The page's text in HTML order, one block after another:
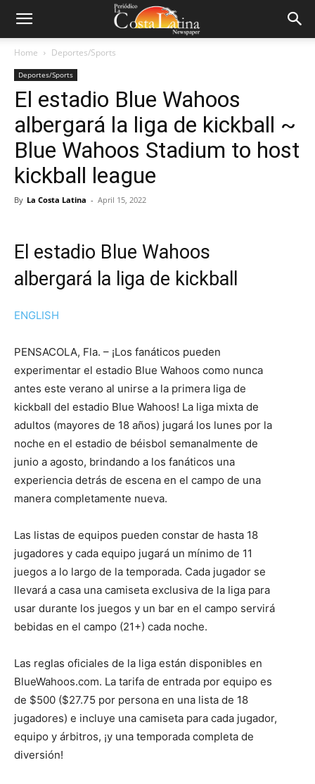
Home Deportes/Sports
Deportes/Sports
El estadio Blue Wahoos
albergará la liga de kickball ~
Blue Wahoos Stadium to host
kickball league
By La Costa Latina - April 15, 2022
El estadio Blue Wahoos
albergará la liga de kickball
ENGLISH
PENSACOLA, Fla. – ¡Los fanáticos pueden
experimentar el estadio Blue Wahoos como nunca
antes este verano al unirse a la primera liga de
kickball del estadio Blue Wahoos! La liga mixta de
adultos (mayores de 18 años) jugará los lunes por la
noche en el estadio de béisbol semanalmente de
junio a agosto, brindando a los fanáticos una
experiencia detrás de escena en el campo de una
manera completamente nueva.
Las listas de equipos pueden constar de hasta 18
jugadores y cada equipo jugará un mínimo de 11
juegos a lo largo de la temporada. Cada jugador se
llevará a casa una camiseta exclusiva de la liga para
usar durante los juegos y un bar en el campo servirá
bebidas en el campo (21+) cada noche.
Las reglas oficiales de la liga están disponibles en
BlueWahoos.com. La tarifa de entrada por equipo es
de $500 ($27.75 por persona en una lista de 18
jugadores) e incluye una camiseta para cada jugador,
equipo y árbitros, ¡y una temporada completa de
diversión!